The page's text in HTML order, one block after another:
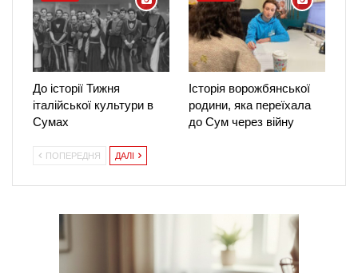
До історії Тижня
італійської культури в
Сумах
Історія ворожбянської
родини, яка переїхала
до Сум через війну
ПОПЕРЕДНЯ ДАЛІ